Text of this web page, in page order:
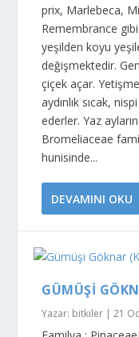
prix, Marlebeca,
Remembrance
yeşilden koyu
değişmektedir.
çiçek açar.
aydınlık sıcak,
ederler. Yaz
Bromeliaceae
hunisinde...
DEVAMINI OKU
GÜMÜŞI
Yazar: bitkiler |21